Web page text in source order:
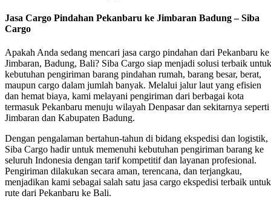
Jasa Cargo Pindahan Pekanbaru ke Jimbaran Badung – Siba
Cargo
Apakah Anda sedang mencari jasa cargo pindahan dari Pekanbaru ke
Jimbaran, Badung, Bali? Siba Cargo siap menjadi solusi terbaik untuk
kebutuhan pengiriman barang pindahan rumah, barang besar, berat,
maupun cargo dalam jumlah banyak. Melalui jalur laut yang efisien
dan hemat biaya, kami melayani pengiriman dari berbagai kota
termasuk Pekanbaru menuju wilayah Denpasar dan sekitarnya seperti
Jimbaran dan Kabupaten Badung.
Dengan pengalaman bertahun-tahun di bidang ekspedisi dan logistik,
Siba Cargo hadir untuk memenuhi kebutuhan pengiriman barang ke
seluruh Indonesia dengan tarif kompetitif dan layanan profesional.
Pengiriman dilakukan secara aman, terencana, dan terjangkau,
menjadikan kami sebagai salah satu jasa cargo ekspedisi terbaik untuk
rute dari Pekanbaru ke Bali.